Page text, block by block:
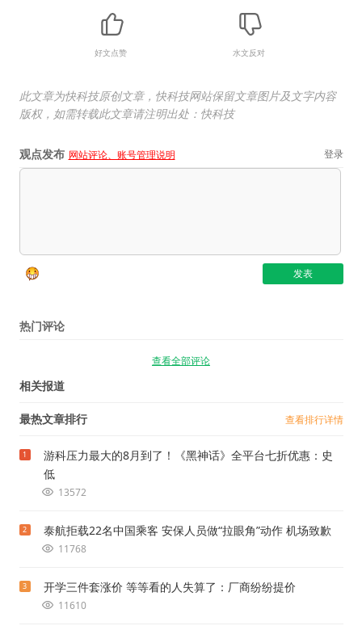
好文点赞 水文反对
此文章为快科技原创文章，快科技网站保留文章图片及文字内容
版权，如需转载此文章请注明出处：快科技
观点发布 网站评论、账号管理说明 登录
热门评论
查看全部评论
相关报道
最热文章排行 查看排行详情
1
游科压力最大的8月到了！《黑神话》全平台七折优惠：史
低
13572
2 泰航拒载22名中国乘客 安保人员做“拉眼角”动作 机场致歉
11768
3 开学三件套涨价 等等看的人失算了：厂商纷纷提价
11610